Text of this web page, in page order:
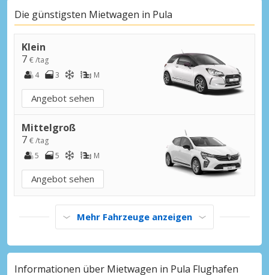
Die günstigsten Mietwagen in Pula
Klein
7 € /tag
4
3 M
Angebot sehen
Mittelgroß
7 € /tag
5
5 M
Angebot sehen
Mehr Fahrzeuge anzeigen
Informationen über Mietwagen in Pula Flughafen